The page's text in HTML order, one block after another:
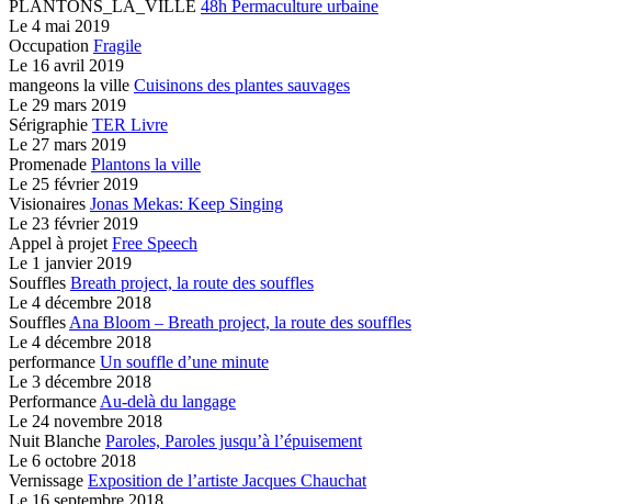
PLANTONS_LA_VILLE 48h Permaculture urbaine
Le 4 mai 2019
Occupation Fragile
Le 16 avril 2019
mangeons la ville Cuisinons des plantes sauvages
Le 29 mars 2019
Sérigraphie TER Livre
Le 27 mars 2019
Promenade Plantons la ville
Le 25 février 2019
Visionaires Jonas Mekas: Keep Singing
Le 23 février 2019
Appel à projet Free Speech
Le 1 janvier 2019
Souffles Breath project, la route des souffles
Le 4 décembre 2018
Souffles Ana Bloom – Breath project, la route des souffles
Le 4 décembre 2018
performance Un souffle d’une minute
Le 3 décembre 2018
Performance Au-delà du langage
Le 24 novembre 2018
Nuit Blanche Paroles, Paroles jusqu’à l’épuisement
Le 6 octobre 2018
Vernissage Exposition de l’artiste Jacques Chauchat
Le 16 septembre 2018